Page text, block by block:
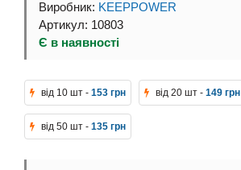
Виробник: KEEPPOWER
Артикул: 10803
Є в наявності
від 10 шт - 153 грн від 20 шт - 149 грн
від 50 шт - 135 грн